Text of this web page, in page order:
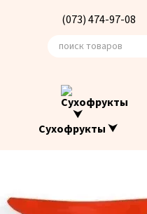
(073) 474-97-08
Сухофрукты ⮟